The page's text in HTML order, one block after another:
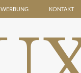
WERBUNG KONTAKT